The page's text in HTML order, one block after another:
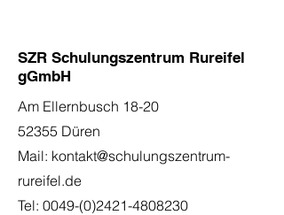
SZR Schulungszentrum Rureifel
gGmbH
Am Ellernbusch 18-20
52355 Düren
Mail: kontakt@schulungszentrum-
rureifel.de
Tel: 0049-(0)2421-4808230